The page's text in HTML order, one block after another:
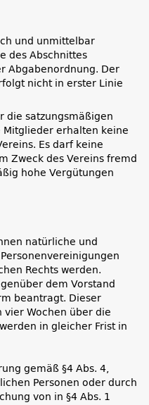
und unmittelbar
des Abschnittes
Abgabenordnung. Der
nicht in erster Linie
die satzungsmäßigen
erhalten keine
Es darf keine
Zweck des Vereins fremd
hohe Vergütungen
natürliche und
Rechts werden.
dem Vorstand
beantragt. Dieser
Wochen über die
in gleicher Frist in
gemäß §4 Abs. 4,
Personen oder durch
von in §4 Abs. 1